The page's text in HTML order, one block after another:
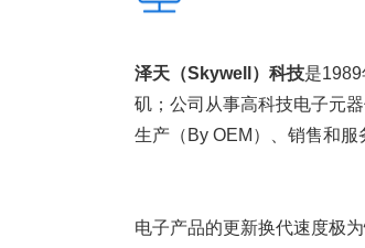
泽天（Skywell）科技是
矶；公司从事高科技电子元
生产（By OEM）、销售和服
电子产品的更新换代速度极